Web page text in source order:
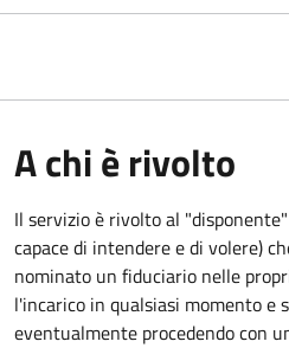
A chi è rivolto
Il servizio è rivolto al
capace di intendere e di volere)
nominato un fiduciario nelle
l'incarico in qualsiasi momento e
eventualmente procedendo con